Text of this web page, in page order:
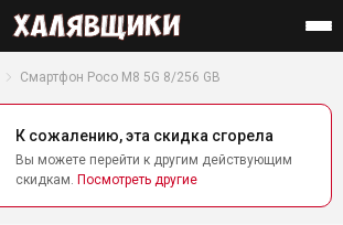
Смартфон Poco M8 5G 8/256 GB
К сожалению, эта скидка сгорела
Вы можете перейти к другим действующим
скидкам. Посмотреть другие